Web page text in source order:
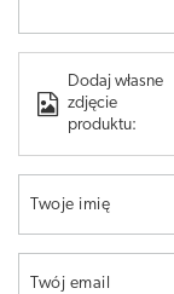
Dodaj własne
zdjęcie
produktu:
Twoje imię
Twój email